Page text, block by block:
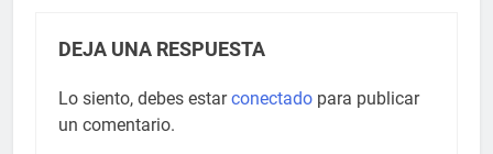
DEJA UNA RESPUESTA
Lo siento, debes estarconectado para publicar
un comentario.